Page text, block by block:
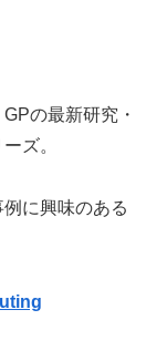
の最新研究・
ズ。
例に興味のある